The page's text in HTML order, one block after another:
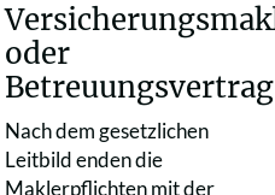
oder
Betreuungsvertrag
Nach dem gesetzlichen
Leitbild enden die
Maklerpflichten mit der